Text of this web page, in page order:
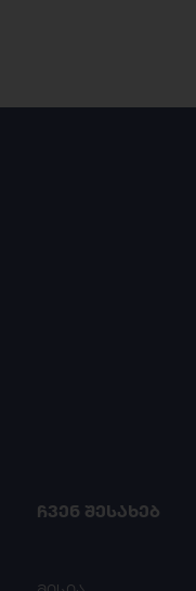
ᲩᲕᲔᲜ ᲨᲔᲡᲐᲮᲔᲑ